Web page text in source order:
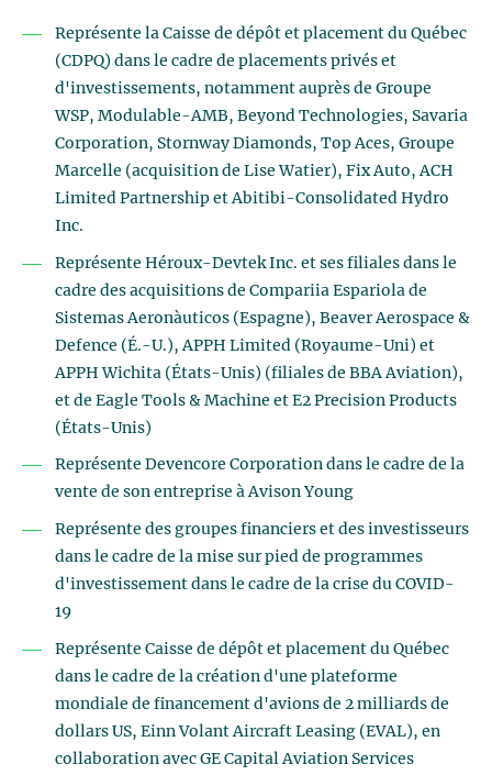
Représente la Caisse de dépôt et placement du Québec
(CDPQ) dans le cadre de placements privés et
d'investissements, notamment auprès de Groupe
WSP, Modulable-AMB, Beyond Technologies, Savaria
Corporation, Stornway Diamonds, Top Aces, Groupe
Marcelle (acquisition de Lise Watier), Fix Auto, ACH
Limited Partnership et Abitibi-Consolidated Hydro
Inc.
Représente Héroux-Devtek Inc. et ses filiales dans le
cadre des acquisitions de Compariia Espariola de
Sistemas Aeronàuticos (Espagne), Beaver Aerospace &
Defence (É.-U.), APPH Limited (Royaume-Uni) et
APPH Wichita (États-Unis) (filiales de BBA Aviation),
et de Eagle Tools & Machine et E2 Precision Products
(États-Unis)
Représente Devencore Corporation dans le cadre de la
vente de son entreprise à Avison Young
Représente des groupes financiers et des investisseurs
dans le cadre de la mise sur pied de programmes
d'investissement dans le cadre de la crise du COVID-
19
Représente Caisse de dépôt et placement du Québec
dans le cadre de la création d'une plateforme
mondiale de financement d'avions de 2 milliards de
dollars US, Einn Volant Aircraft Leasing (EVAL), en
collaboration avec GE Capital Aviation Services